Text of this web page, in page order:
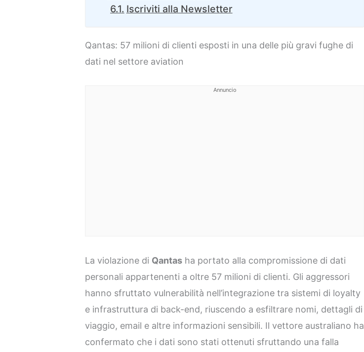
Iscriviti alla Newsletter
Qantas: 57 milioni di clienti esposti in una delle più gravi fughe di
dati nel settore aviation
Annuncio
La violazione di Qantas ha portato alla compromissione di dati
personali appartenenti a oltre 57 milioni di clienti. Gli aggressori
hanno sfruttato vulnerabilità nell’integrazione tra sistemi di loyalty
e infrastruttura di back-end, riuscendo a esfiltrare nomi, dettagli di
viaggio, email e altre informazioni sensibili. Il vettore australiano ha
confermato che i dati sono stati ottenuti sfruttando una falla